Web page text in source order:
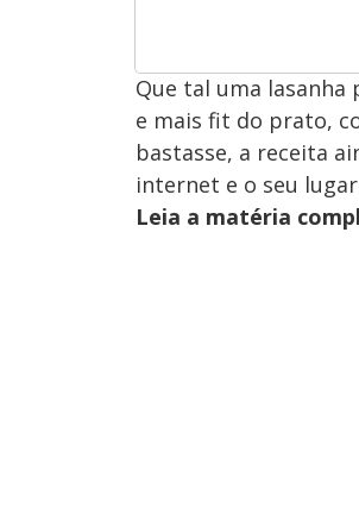
Que tal uma lasanha
e mais fit do prato,
bastasse, a receita
internet e o seu
Leia a matéria